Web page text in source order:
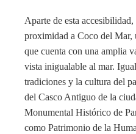
Aparte de esta
proximidad a Coco del Mar,
que cuenta con una amplia
vista inigualable al mar.
tradiciones y la cultura del
del Casco Antiguo de la
Monumental Histórico de
como Patrimonio de la